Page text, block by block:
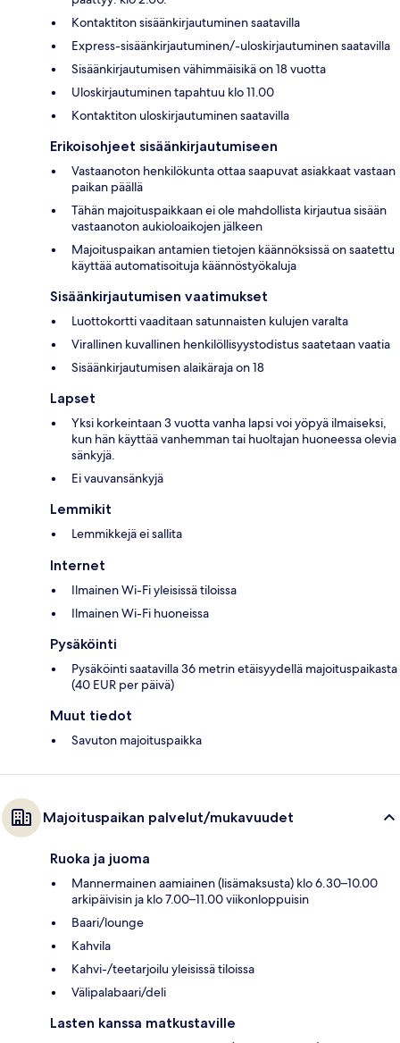
Kontaktiton sisäänkirjautuminen saatavilla
Express-sisäänkirjautuminen/-uloskirjautuminen saatavilla
Sisäänkirjautumisen vähimmäisikä on 18 vuotta
Uloskirjautuminen tapahtuu klo 11.00
Kontaktiton uloskirjautuminen saatavilla
Erikoisohjeet sisäänkirjautumiseen
Vastaanoton henkilökunta ottaa saapuvat asiakkaat vastaan
paikan päällä
Tähän majoituspaikkaan ei ole mahdollista kirjautua sisään
vastaanoton aukioloaikojen jälkeen
Majoituspaikan antamien tietojen käännöksissä on saatettu
käyttää automatisoituja käännöstyökaluja
Sisäänkirjautumisen vaatimukset
Luottokortti vaaditaan satunnaisten kulujen varalta
Virallinen kuvallinen henkilöllisyystodistus saatetaan vaatia
Sisäänkirjautumisen alaikäraja on 18
Lapset
Yksi korkeintaan 3 vuotta vanha lapsi voi yöpyä ilmaiseksi,
kun hän käyttää vanhemman tai huoltajan huoneessa olevia
sänkyjä.
Ei vauvansänkyjä
Lemmikit
Lemmikkejä ei sallita
Internet
Ilmainen Wi-Fi yleisissä tiloissa
Ilmainen Wi-Fi huoneissa
Pysäköinti
Pysäköinti saatavilla 36 metrin etäisyydellä majoituspaikasta
(40 EUR per päivä)
Muut tiedot
Savuton majoituspaikka
Majoituspaikan palvelut/mukavuudet
Ruoka ja juoma
Mannermainen aamiainen (lisämaksusta) klo 6.30–10.00
arkipäivisin ja klo 7.00–11.00 viikonloppuisin
Baari/lounge
Kahvila
Kahvi-/teetarjoilu yleisissä tiloissa
Välipalabaari/deli
Lasten kanssa matkustaville